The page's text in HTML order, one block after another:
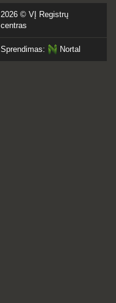
2026 © VĮ Registrų
centras
Sprendimas: Nortal